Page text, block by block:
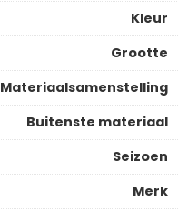
Kleur
Grootte
Materiaalsamenstelling
Buitenste materiaal
Seizoen
Merk